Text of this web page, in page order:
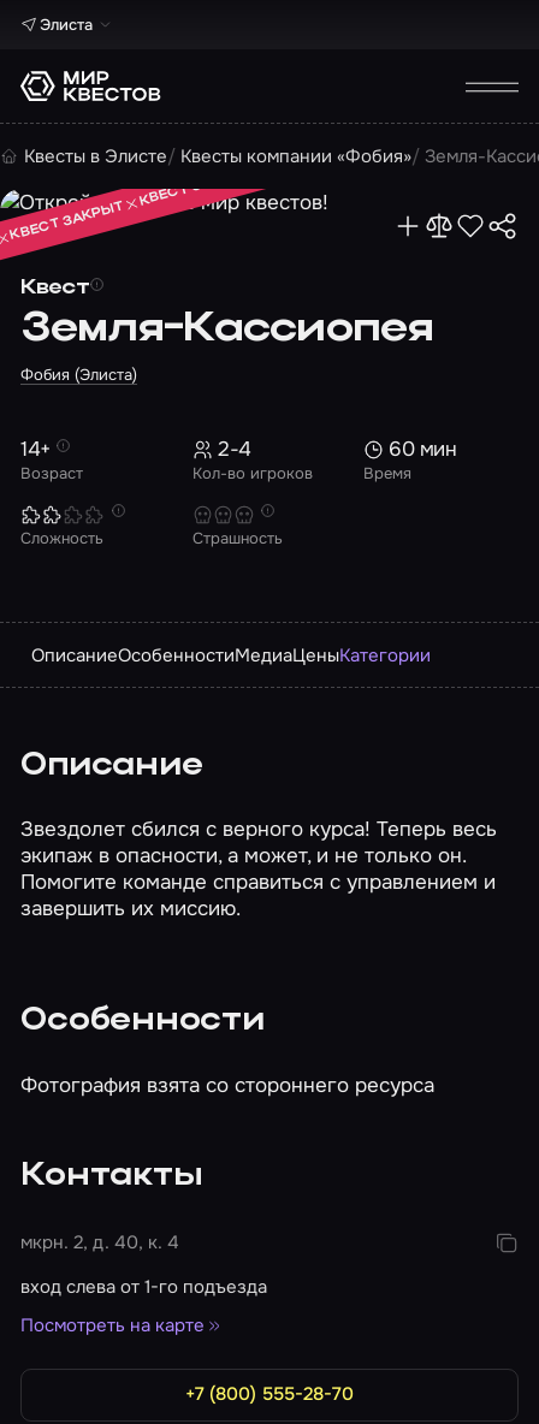
Элиста
Квесты в Элисте Квесты компании «Фобия» Земля-
Квест
Земля-Кассиопея
Фобия (Элиста)
КВЕСТ ЗАКРЫТ
КВЕСТ ЗАКРЫТ
КВЕСТ ЗАКРЫТ
Возраст
14+
Кол-во игроков
2-4
Время
60 мин
Сложность Страшность
ОписаниеОсобенностиМедиаЦеныКатегории
Описание
Звездолет сбился с верного курса! Теперь весь
экипаж в опасности, а может, и не только он.
Помогите команде справиться с управлением и
завершить их миссию.
Особенности
Фотография взята со стороннего ресурса
Контакты
мкрн. 2, д. 40, к. 4
вход слева от 1-го подъезда
Посмотреть на карте
+7 (800) 555-28-70